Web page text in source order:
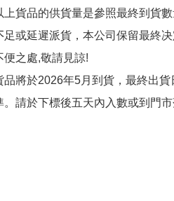
上貨品的供貨量是參照最終到貨
足或延遲派貨，本公司保留最終
便之處,敬請見諒!
品將於2026年5月到貨，最終出
。請於下標後五天內入數或到門市